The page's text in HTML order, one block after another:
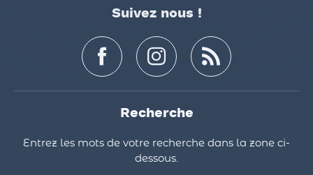
Suivez nous !
Recherche
Entrez les mots de votre recherche dans la zone ci-
dessous.